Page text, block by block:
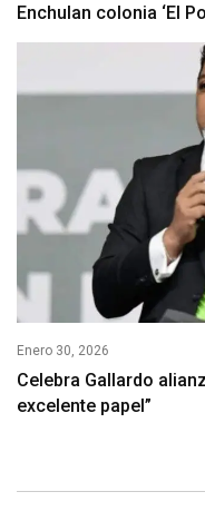
Enchulan colonia ‘El
Enero 30, 2026
Celebra Gallardo
excelente papel”